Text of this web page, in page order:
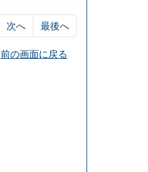
次へ 最後へ
前の画面に戻る